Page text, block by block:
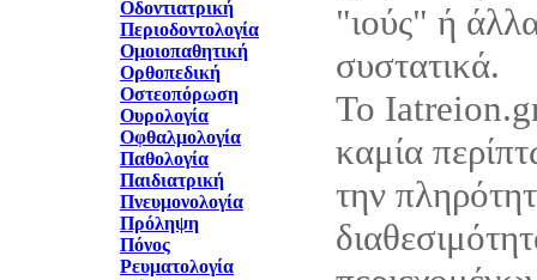
Οδοντιατρική
Περιοδοντολογία
Ομοιοπαθητική
Ορθοπεδική
Οστεοπόρωση
Ουρολογία
Οφθαλμολογία
Παθολογία
Παιδιατρική
Πνευμονολογία
Πρόληψη
Πόνος
Ρευματολογία
"ιούς" ή
συστατικά.
Το
καμία
την